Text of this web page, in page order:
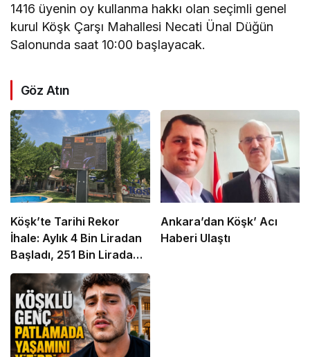
1416 üyenin oy kullanma hakkı olan seçimli genel
kurul Köşk Çarşı Mahallesi Necati Ünal Düğün
Salonunda saat 10:00 başlayacak.
Göz Atın
Köşk’te Tarihi Rekor
İhale: Aylık 4 Bin Liradan
Başladı, 251 Bin Lirada
Bitti
Ankara’dan Köşk’ Acı
Haberi Ulaştı